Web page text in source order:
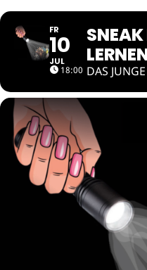
FR
10
JUL
18:00 DAS